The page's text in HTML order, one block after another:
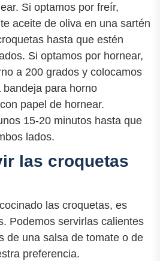
Si optamos por freír,
aceite de oliva en una sartén
hasta que estén
Si optamos por hornear,
a 200 grados y colocamos
para horno
papel de hornear.
15-20 minutos hasta que
lados.
las croquetas
las croquetas, es
Podemos servirlas calientes
de una salsa de tomate o de
preferencia.